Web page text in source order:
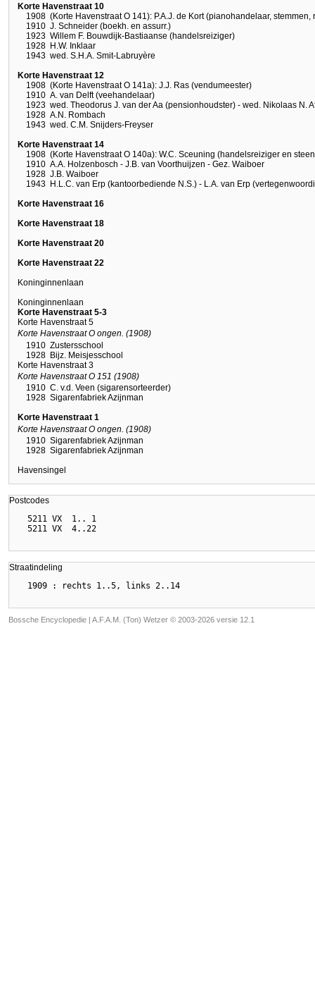
Korte Havenstraat 10
1908 (Korte Havenstraat O 141): P.A.J. de Kort (pianohandelaar, stemmen,
1910 J. Schneider (boekh. en assurr.)
1923 Willem F. Bouwdijk-Bastiaanse (handelsreiziger)
1928 H.W. Inklaar
1943 wed. S.H.A. Smit-Labruyère
Korte Havenstraat 12
1908 (Korte Havenstraat O 141a): J.J. Ras (vendumeester)
1910 A. van Delft (veehandelaar)
1923 wed. Theodorus J. van der Aa (pensionhoudster) - wed. Nikolaas N.
1928 A.N. Rombach
1943 wed. C.M. Snijders-Freyser
Korte Havenstraat 14
1908 (Korte Havenstraat O 140a): W.C. Sceuning (handelsreiziger en
1910 A.A. Holzenbosch - J.B. van Voorthuijzen - Gez. Waiboer
1928 J.B. Waiboer
1943 H.L.C. van Erp (kantoorbediende N.S.) - L.A. van Erp
Korte Havenstraat 16
Korte Havenstraat 18
Korte Havenstraat 20
Korte Havenstraat 22
Koninginnenlaan
Koninginnenlaan
Korte Havenstraat 5-3
Korte Havenstraat 5
Korte Havenstraat O ongen. (1908)
1910 Zustersschool
1928 Bijz. Meisjesschool
Korte Havenstraat 3
Korte Havenstraat O 151 (1908)
1910 C. v.d. Veen (sigarensorteerder)
1928 Sigarenfabriek Azijnman
Korte Havenstraat 1
Korte Havenstraat O ongen. (1908)
1910 Sigarenfabriek Azijnman
1928 Sigarenfabriek Azijnman
Havensingel
Postcodes
  5211 VX  1.. 1
Straatindeling
Bossche Encyclopedie | A.F.A.M. (Ton) Wetzer © 2003-2026 versie 12.1